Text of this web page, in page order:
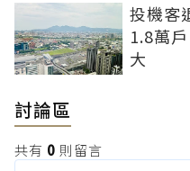
投機客
1.8萬
大
討論區
共有 0 則留言